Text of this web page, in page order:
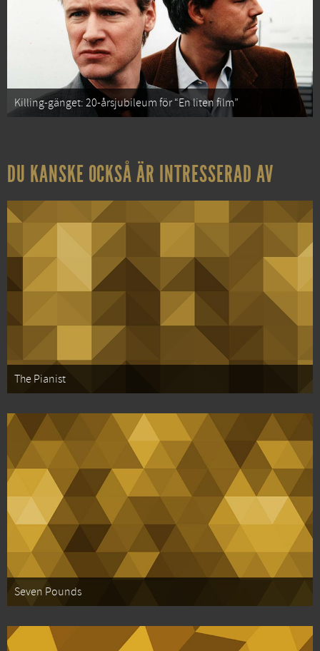
Killing-gänget: 20-årsjubileum för “En liten film”
DU KANSKE OCKSÅ ÄR INTRESSERAD AV
The Pianist
Seven Pounds